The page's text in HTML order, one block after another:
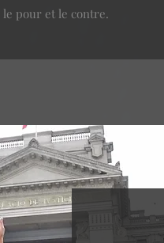
le pour et le contre.